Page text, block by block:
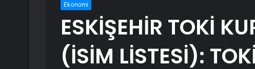
Ekonomi
ESKİŞEHİR TOKİ
(İSİM LİSTESİ):